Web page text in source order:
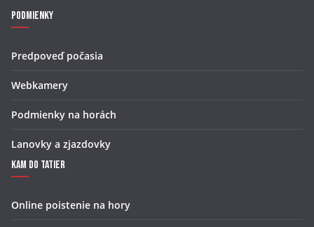
Podmienky
Predpoveď počasia
Webkamery
Podmienky na horách
Lanovky a zjazdovky
Kam do Tatier
Online poistenie na hory